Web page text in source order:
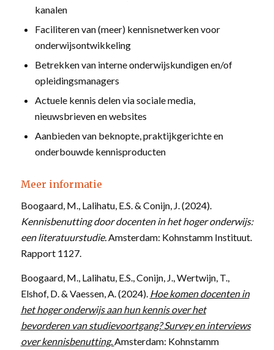
kanalen
Faciliteren van (meer) kennisnetwerken voor
onderwijsontwikkeling
Betrekken van interne onderwijskundigen en/of
opleidingsmanagers
Actuele kennis delen via sociale media,
nieuwsbrieven en websites
Aanbieden van beknopte, praktijkgerichte en
onderbouwde kennisproducten
Meer informatie
Boogaard, M., Lalihatu, E.S. & Conijn, J. (2024).
Kennisbenutting door docenten in het hoger onderwijs:
een literatuurstudie.Amsterdam: Kohnstamm Instituut.
Rapport 1127.
Boogaard, M., Lalihatu, E.S., Conijn, J., Wertwijn, T.,
Elshof, D. & Vaessen, A. (2024). Hoe komen docenten in
het hoger onderwijs aan hun kennis over het
bevorderen van studievoortgang? Survey en interviews
over kennisbenutting. Amsterdam: Kohnstamm